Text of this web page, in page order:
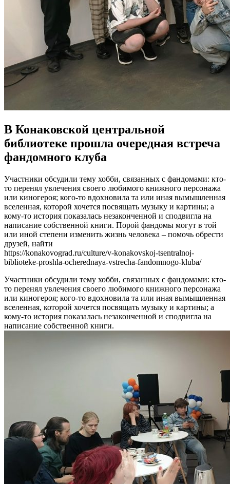
В Конаковской центральной
библиотеке прошла очередная встреча
фандомного клуба
Участники обсудили тему хобби, связанных с фандомами: кто-
то перенял увлечения своего любимого книжного персонажа
или киногероя; кого-то вдохновила та или иная вымышленная
вселенная, которой хочется посвящать музыку и картины; а
кому-то история показалась незаконченной и сподвигла на
написание собственной книги. Порой фандомы могут в той
или иной степени изменить жизнь человека – помочь обрести
друзей, найти
https://konakovograd.ru/culture/v-konakovskoj-tsentralnoj-
biblioteke-proshla-ocherednaya-vstrecha-fandomnogo-kluba/
Участники обсудили тему хобби, связанных с фандомами: кто-
то перенял увлечения своего любимого книжного персонажа
или киногероя; кого-то вдохновила та или иная вымышленная
вселенная, которой хочется посвящать музыку и картины; а
кому-то история показалась незаконченной и сподвигла на
написание собственной книги.